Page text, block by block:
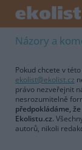
Názory a
Pokud chcete v
ekolist@ekolist.cz
právo nezveřejnit
nesrozumitelně
předpokládáme,
Ekolistu.cz.
autorů, nikoli